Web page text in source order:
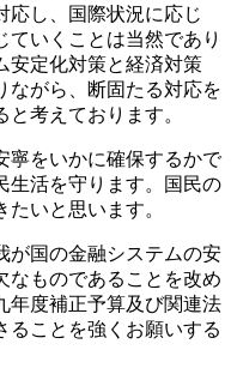
応し、国際状況に応じ
いくことは当然であり
安定化対策と経済対策
ながら、断固たる対応を
考えております。
をいかに確保するかで
生活を守ります。国民の
いと思います。
国の金融システムの安
なものであることを改め
年度補正予算及び関連法
ることを強くお願いする